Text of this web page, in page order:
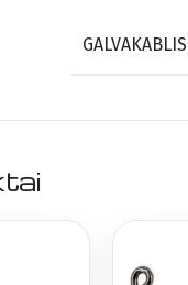
GALVAKABLIS